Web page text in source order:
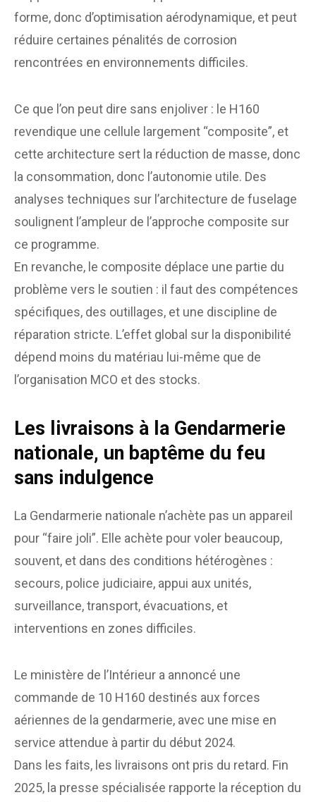
forme, donc d’optimisation aérodynamique, et peut
réduire certaines pénalités de corrosion
rencontrées en environnements difficiles.
Ce que l’on peut dire sans enjoliver : le H160
revendique une cellule largement “composite”, et
cette architecture sert la réduction de masse, donc
la consommation, donc l’autonomie utile. Des
analyses techniques sur l’architecture de fuselage
soulignent l’ampleur de l’approche composite sur
ce programme.
En revanche, le composite déplace une partie du
problème vers le soutien : il faut des compétences
spécifiques, des outillages, et une discipline de
réparation stricte. L’effet global sur la disponibilité
dépend moins du matériau lui-même que de
l’organisation MCO et des stocks.
Les livraisons à la Gendarmerie
nationale, un baptême du feu
sans indulgence
La Gendarmerie nationale n’achète pas un appareil
pour “faire joli”. Elle achète pour voler beaucoup,
souvent, et dans des conditions hétérogènes :
secours, police judiciaire, appui aux unités,
surveillance, transport, évacuations, et
interventions en zones difficiles.
Le ministère de l’Intérieur a annoncé une
commande de 10 H160 destinés aux forces
aériennes de la gendarmerie, avec une mise en
service attendue à partir du début 2024.
Dans les faits, les livraisons ont pris du retard. Fin
2025, la presse spécialisée rapporte la réception du